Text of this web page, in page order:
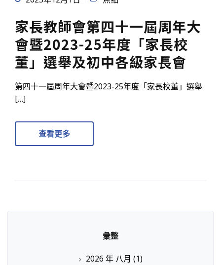
家長教師會第四十一屆周年大
會暨2023-25年度「家長校
董」選舉及初中各級家長會
第四十一屆周年大會暨2023-25年度「家長校董」選舉
[…]
查看更多
彙整
2026 年 八月 (1)